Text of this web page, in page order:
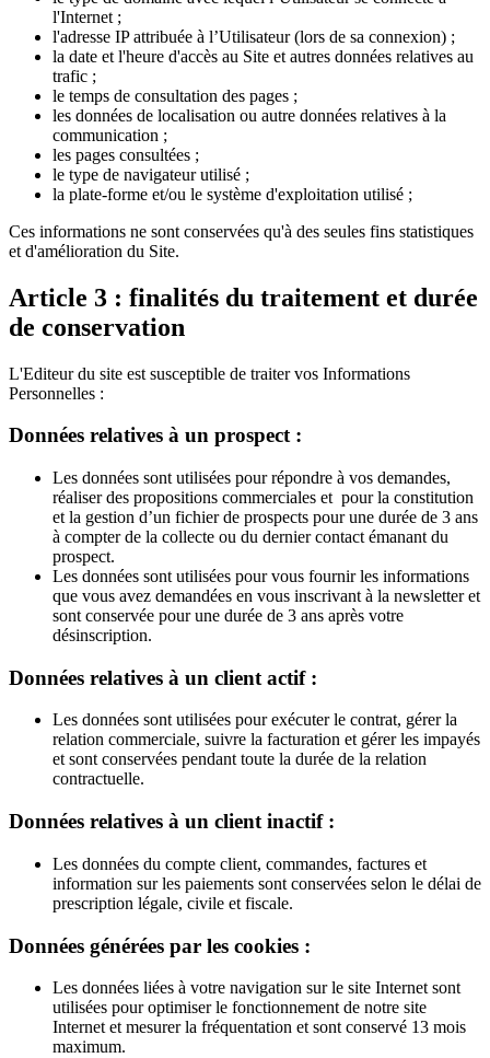
l'Internet ;
l'adresse IP attribuée à l’Utilisateur (lors de sa connexion) ;
la date et l'heure d'accès au Site et autres données relatives au
trafic ;
le temps de consultation des pages ;
les données de localisation ou autre données relatives à la
communication ;
les pages consultées ;
le type de navigateur utilisé ;
la plate-forme et/ou le système d'exploitation utilisé ;
Ces informations ne sont conservées qu'à des seules fins statistiques
et d'amélioration du Site.
Article 3 : finalités du traitement et durée
de conservation
L'Editeur du site est susceptible de traiter vos Informations
Personnelles :
Données relatives à un prospect :
Les données sont utilisées pour répondre à vos demandes,
réaliser des propositions commerciales et pour la constitution
et la gestion d’un fichier de prospects pour une durée de 3 ans
à compter de la collecte ou du dernier contact émanant du
prospect.
Les données sont utilisées pour vous fournir les informations
que vous avez demandées en vous inscrivant à la newsletter et
sont conservée pour une durée de 3 ans après votre
désinscription.
Données relatives à un client actif :
Les données sont utilisées pour exécuter le contrat, gérer la
relation commerciale, suivre la facturation et gérer les impayés
et sont conservées pendant toute la durée de la relation
contractuelle.
Données relatives à un client inactif :
Les données du compte client, commandes, factures et
information sur les paiements sont conservées selon le délai de
prescription légale, civile et fiscale.
Données générées par les cookies :
Les données liées à votre navigation sur le site Internet sont
utilisées pour optimiser le fonctionnement de notre site
Internet et mesurer la fréquentation et sont conservé 13 mois
maximum.